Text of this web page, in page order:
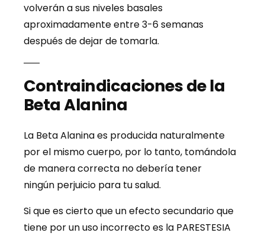
volverán a sus niveles basales
aproximadamente entre 3-6 semanas
después de dejar de tomarla.
Contraindicaciones de la
Beta Alanina
La Beta Alanina es producida naturalmente
por el mismo cuerpo, por lo tanto, tomándola
de manera correcta no debería tener
ningún perjuicio para tu salud.
Si que es cierto que un efecto secundario que
tiene por un uso incorrecto es la PARESTESIA